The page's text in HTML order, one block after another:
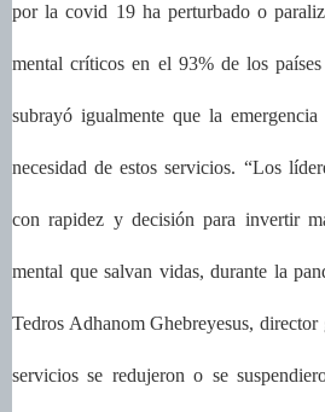
por la covid 19 ha perturbado o
mental críticos en el 93% de los
subrayó igualmente que la
necesidad de estos servicios. “Los
con rapidez y decisión para invertir
mental que salvan vidas, durante la
Tedros Adhanom Ghebreyesus,
servicios se redujeron o se